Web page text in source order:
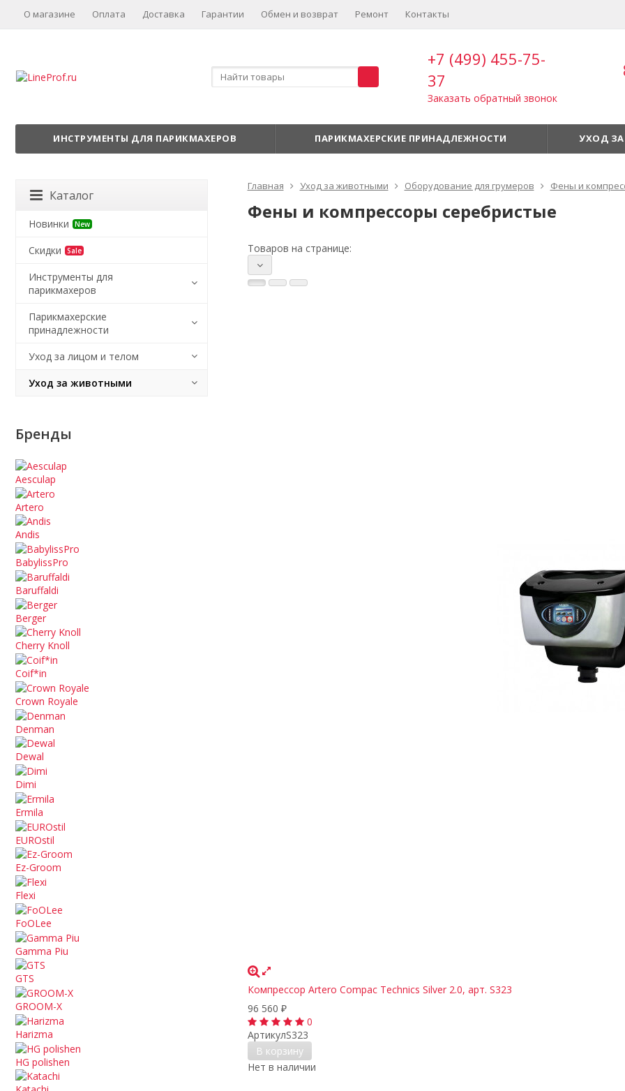
О магазине Оплата Доставка Гарантии Обмен и возврат Ремонт Контакты
+7 (499) 455-75-
37
Заказать обратный звонок
ИНСТРУМЕНТЫ ДЛЯ ПАРИКМАХЕРОВ ПАРИКМАХЕРСКИЕ ПРИНАДЛЕЖНОСТИ УХОД
Главная Уход за животными Оборудование для грумеров Фены и
Фены и компрессоры серебристые
Товаров на странице:
Компрессор Artero Compaс Technics Silver 2.0, арт. S323
96 560 ₽
0
АртикулS323
В корзину
Нет в наличии
Каталог
Новинки New
Скидки Sale
Инструменты для
парикмахеров
Парикмахерские
принадлежности
Уход за лицом и телом
Уход за животными
Бренды
Aesculap
Artero
Andis
BabylissPro
Baruffaldi
Berger
Cherry Knoll
Coif*in
Crown Royale
Denman
Dewal
Dimi
Ermila
EUROstil
Ez-Groom
Flexi
FoOLee
Gamma Piu
GTS
GROOM-X
Harizma
HG polishen